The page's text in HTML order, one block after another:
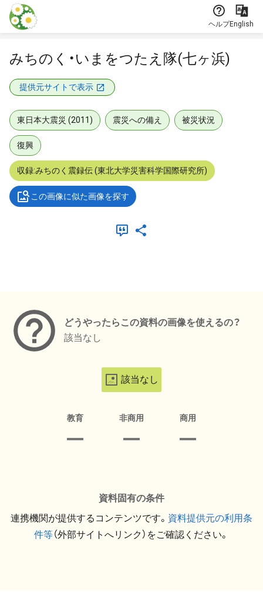
本文に飛ぶ
ヘルプEnglish
みちのく・いまをつたえ隊(七ヶ浜)
提供元サイトで表示
東日本大震災 (2011) 震災への備え 被災状況
復興
収録:みちのく震録伝 (東北大学災害科学国際研究所)
この画像に似た画像を探す
どうやったらこの資料の画像を使えるの？
該当なし
該当なし
教育 非商用 商用
資料固有の条件
連携機関が提供するコンテンツです。 資料提供元の利用条
件等（外部サイトへリンク）をご確認ください。